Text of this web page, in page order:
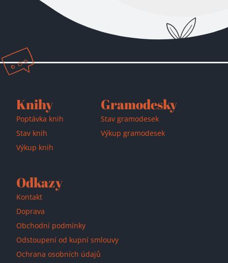
Přidáno do košíku!
Knihy
Poptávka knih
Stav knih
Výkup knih
Gramodesky
Stav gramodesek
Výkup gramodesek
Odkazy
Kontakt
Doprava
Obchodní podmínky
Odstoupení od kupní smlouvy
Ochrana osobních údajů